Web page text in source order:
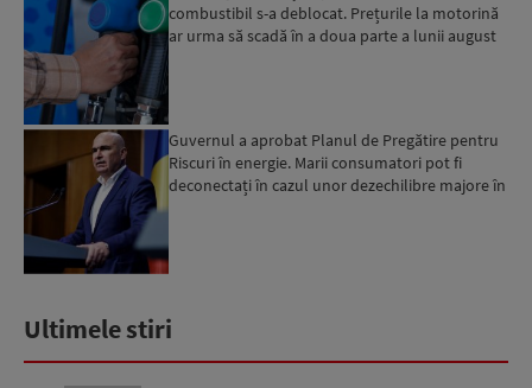
combustibil s-a deblocat. Prețurile la motorină
ar urma să scadă în a doua parte a lunii august
Guvernul a aprobat Planul de Pregătire pentru
Riscuri în energie. Marii consumatori pot fi
deconectați în cazul unor dezechilibre majore în
Ultimele stiri